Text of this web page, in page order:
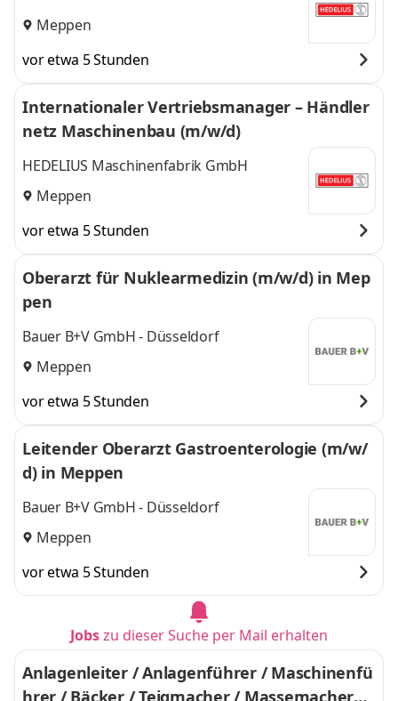
Meppen
vor etwa 5 Stunden
Internationaler Vertriebsmanager – Händler
netz Maschinenbau (m/w/d)
HEDELIUS Maschinenfabrik GmbH
Meppen
vor etwa 5 Stunden
Oberarzt für Nuklearmedizin (m/w/d) in Mep
pen
Bauer B+V GmbH - Düsseldorf
Meppen
vor etwa 5 Stunden
Leitender Oberarzt Gastroenterologie (m/w/
d) in Meppen
Bauer B+V GmbH - Düsseldorf
Meppen
vor etwa 5 Stunden
Jobszu dieser Suche per Mail erhalten
Anlagenleiter / Anlagenführer / Maschinenfü
hrer / Bäcker / Teigmacher / Massemacher